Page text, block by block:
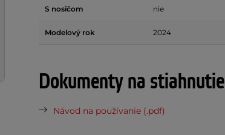
S nosičom nie
Modelový rok 2024
Dokumenty na stiahnutie
Návod na používanie (.pdf)